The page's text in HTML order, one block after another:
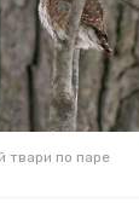
твари по паре